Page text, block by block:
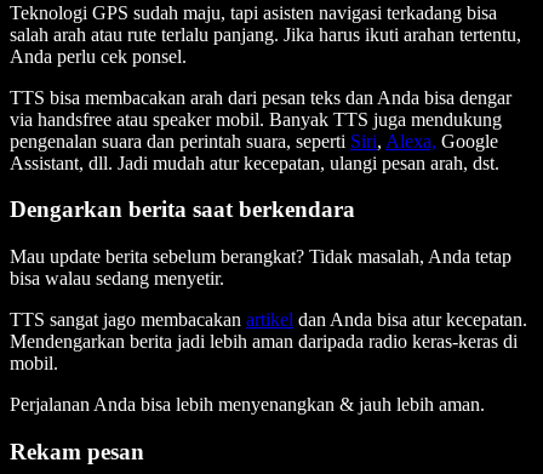
Teknologi GPS sudah maju, tapi asisten navigasi terkadang bisa
salah arah atau rute terlalu panjang. Jika harus ikuti arahan tertentu,
Anda perlu cek ponsel.
TTS bisa membacakan arah dari pesan teks dan Anda bisa dengar
via handsfree atau speaker mobil. Banyak TTS juga mendukung
pengenalan suara dan perintah suara, seperti Siri, Alexa, Google
Assistant, dll. Jadi mudah atur kecepatan, ulangi pesan arah, dst.
Dengarkan berita saat berkendara
Mau update berita sebelum berangkat? Tidak masalah, Anda tetap
bisa walau sedang menyetir.
TTS sangat jago membacakan artikel dan Anda bisa atur kecepatan.
Mendengarkan berita jadi lebih aman daripada radio keras-keras di
mobil.
Perjalanan Anda bisa lebih menyenangkan & jauh lebih aman.
Rekam pesan